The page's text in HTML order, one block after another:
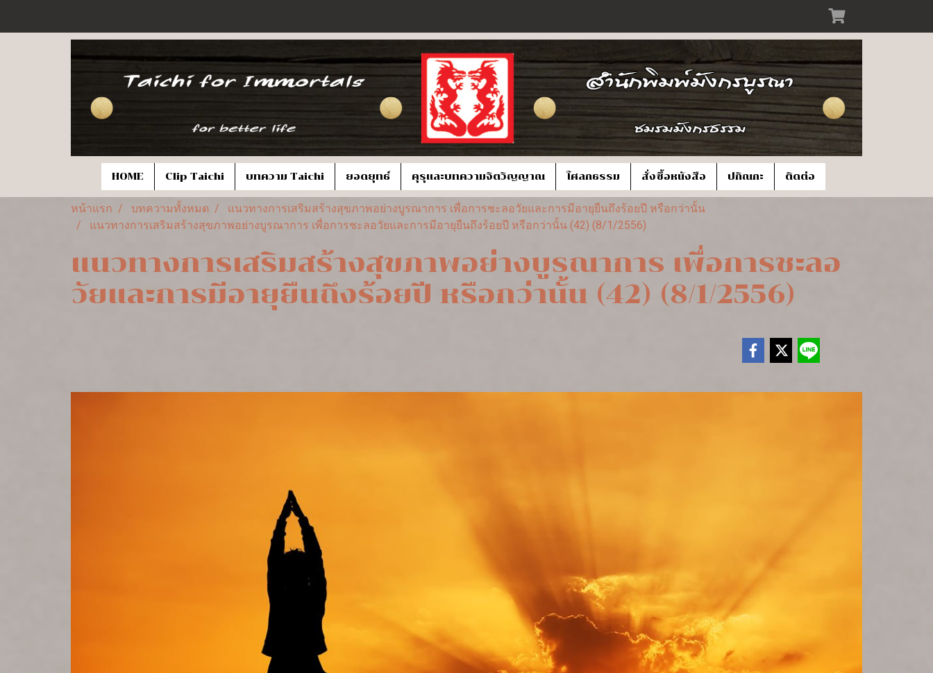
HOME Clip Taichi บทความ Taichi ยอดยุทธ์ คุรุและบทความจิตวิญญาณ โศลกธรรม สั่งซื้อหนังสือ ปกิณกะ ติดต่อ
หน้าแรก บทความทั้งหมด
แนวทางการเสริมสร้างสุขภาพอย่างบูรณาการ เพื่อการชะลอวัยและการมีอายุยืนถึงร้อยปี หรือกว่านั้น
แนวทางการเสริมสร้างสุขภาพอย่างบูรณาการ เพื่อการชะลอวัยและการมีอายุยืนถึงร้อยปี หรือกว่านั้น (42) (8/1/2556)
แนวทางการเสริมสร้างสุขภาพอย่างบูรณาการ เพื่อการชะลอ
วัยและการมีอายุยืนถึงร้อยปี หรือกว่านั้น (42) (8/1/2556)